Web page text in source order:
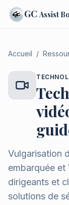
GC Assist
Accueil /
Vulgarisation
embarquée et
dirigeants et
solutions de